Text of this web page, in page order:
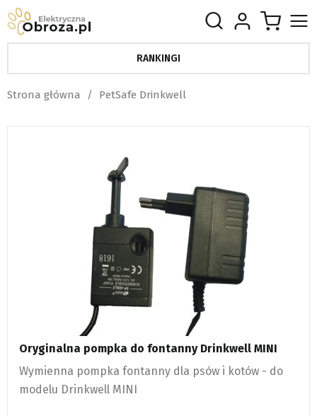
RANKINGI
Strona główna PetSafe Drinkwell
Oryginalna pompka do fontanny Drinkwell MINI
Wymienna pompka fontanny dla psów i kotów - do
modelu Drinkwell MINI